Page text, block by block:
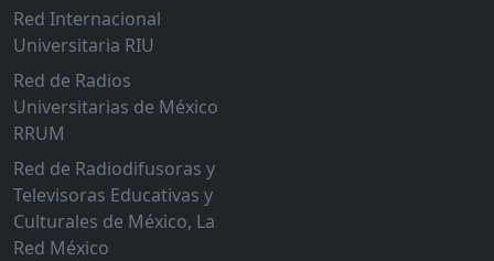
Red Internacional
Universitaria RIU
Red de Radios
Universitarias de México
RRUM
Red de Radiodifusoras y
Televisoras Educativas y
Culturales de México, La
Red México